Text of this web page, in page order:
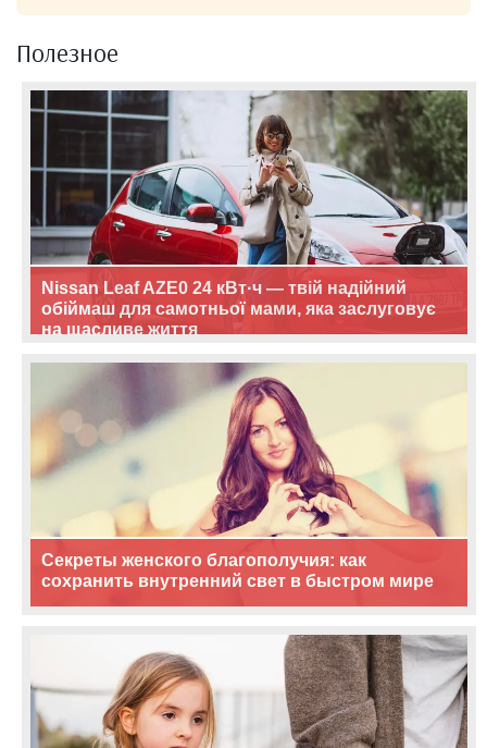
Полезное
Nissan Leaf AZE0 24 кВт·ч — твій надійний
обіймаш для самотньої мами, яка заслуговує
на щасливе життя
Секреты женского благополучия: как
сохранить внутренний свет в быстром мире